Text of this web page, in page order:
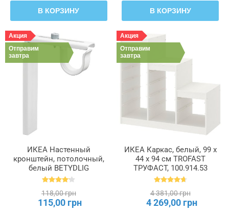
В КОРЗИНУ В КОРЗИНУ
Акция
Отправим
завтра
ИКЕА Настенный
кронштейн, потолочный,
белый BETYDLIG
БЕТИДЛИГ, 302.198.89
118,00 грн
115,00 грн
Акция
Отправим
завтра
ИКЕА Каркас, белый, 99 x
44 x 94 см TROFAST
ТРУФАСТ, 100.914.53
4 381,00 грн
4 269,00 грн